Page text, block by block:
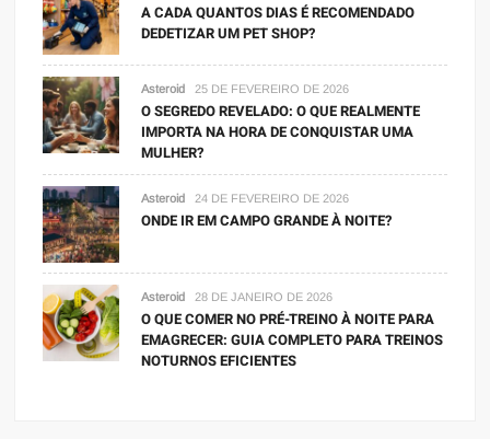
A CADA QUANTOS DIAS É RECOMENDADO
DEDETIZAR UM PET SHOP?
Asteroid 25 DE FEVEREIRO DE 2026
O SEGREDO REVELADO: O QUE REALMENTE
IMPORTA NA HORA DE CONQUISTAR UMA
MULHER?
Asteroid 24 DE FEVEREIRO DE 2026
ONDE IR EM CAMPO GRANDE À NOITE?
Asteroid 28 DE JANEIRO DE 2026
O QUE COMER NO PRÉ-TREINO À NOITE PARA
EMAGRECER: GUIA COMPLETO PARA TREINOS
NOTURNOS EFICIENTES